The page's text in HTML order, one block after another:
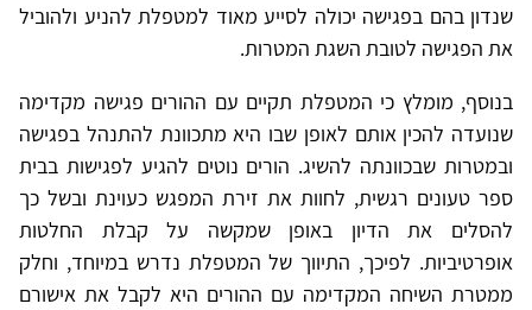
שנדון בהם בפגישה יכולה לסייע מאוד למטפלת להניע ולהוביל
את הפגישה לטובת השגת המטרות.
בנוסף, מומלץ כי המטפלת תקיים עם ההורים פגישה מקדימה
שנועדה להכין אותם לאופן שבו היא מתכוונת להתנהל בפגישה
ובמטרות שבכוונתה להשיג. הורים נוטים להגיע לפגישות בבית
ספר טעונים רגשית, לחוות את זירת המפגש כעוינת ובשל כך
להסלים את הדיון באופן שמקשה על קבלת החלטות
אופרטיביות. לפיכך, התיווך של המטפלת נדרש במיוחד, וחלק
ממטרת השיחה המקדימה עם ההורים היא לקבל את אישורם